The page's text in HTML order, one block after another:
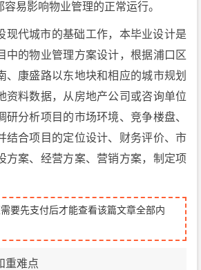
易影响物业管理的正常运行。
现代城市的基础工作，本毕业设计是
中的物业管理方案设计，根据浦口区
、康盛路以东地块和相应的城市规划
资料数据，从房地产公司或咨询单位
研分析项目的市场环境、竞争楼盘、
结合项目的定位设计、财务评价、市
方案、经营方案、营销方案，制定项
要先支付后才能查看该篇文章全部内
重难点